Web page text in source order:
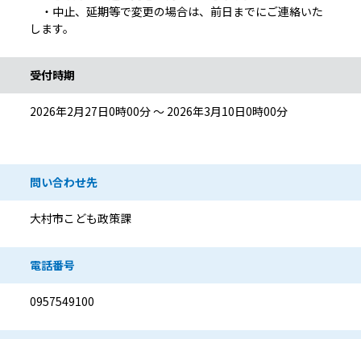
・中止、延期等で変更の場合は、前日までにご連絡いた
します。
受付時期
2026年2月27日0時00分 ～ 2026年3月10日0時00分
問い合わせ先
大村市こども政策課
電話番号
0957549100